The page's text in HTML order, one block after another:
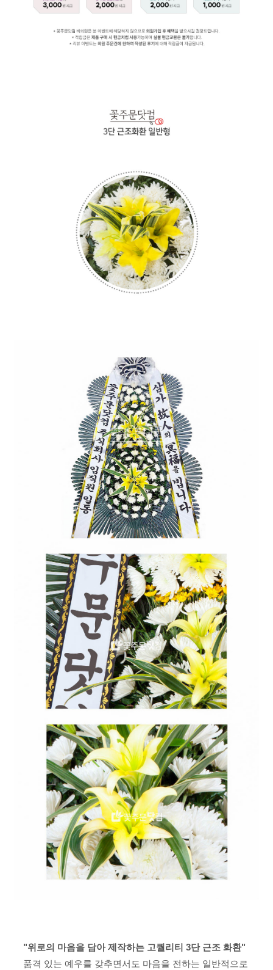
"위로의 마음을 담아 제작하는 고퀄리티 3단 근조 화환"
품격 있는 예우를 갖추면서도 마음을 전하는 일반적으로